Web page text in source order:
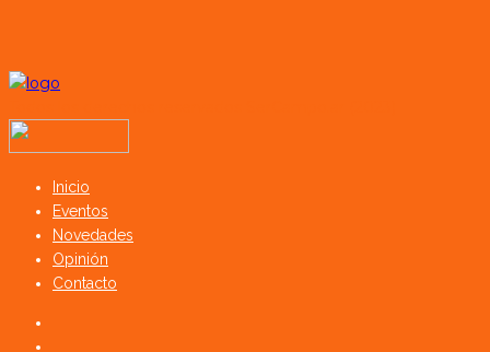
Inicio
Eventos
Novedades
Opinión
Contacto